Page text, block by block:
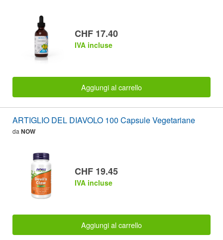
CHF 17.40
IVA incluse
Aggiungi al carrello
ARTIGLIO DEL DIAVOLO 100 Capsule Vegetariane
da NOW
CHF 19.45
IVA incluse
Aggiungi al carrello